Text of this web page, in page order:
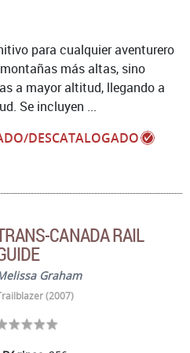
DESCATALOGADO
para cualquier aventurero
más altas, sino
a mayor altitud, llegando a
Se incluyen ...
CANADA RAIL
Graham
(2007)